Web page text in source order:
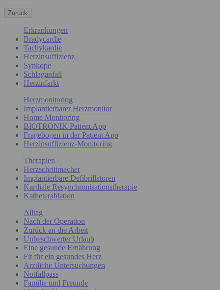
Zurück
Erkrankungen
Bradycardie
Tachykardie
Herzinsuffizienz
Synkope
Schlaganfall
Herzinfarkt
Herzmonitoring
Implantierbarer Herzmonitor
Home Monitoring
BIOTRONIK Patient App
Fragebogen in der Patient App
Herzinsuffizienz-Monitoring
Therapien
Herzschrittmacher
Implantierbare Defibrillatoren
Kardiale Resynchronisationstherapie
Katheterablation
Alltag
Nach der Operation
Zurück an die Arbeit
Unbeschwerter Urlaub
Eine gesunde Ernährung
Fit für ein gesundes Herz
Ärztliche Untersuchungen
Notfallpass
Familie und Freunde